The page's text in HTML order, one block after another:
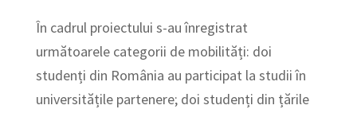
În cadrul proiectului s-au înregistrat
următoarele categorii de mobilități: doi
studenți din România au participat la studii în
universitățile partenere; doi studenți din țările